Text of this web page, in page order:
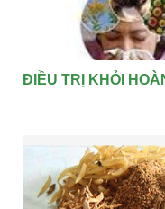
ĐIỀU TRỊ KHỎI